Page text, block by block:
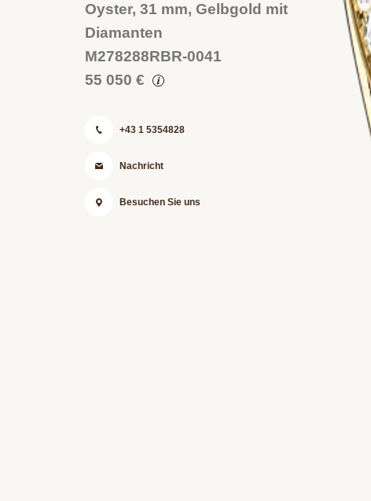
Oyster, 31 mm, Gelbgold mit
Diamanten
M278288RBR-0041
55 050 €
+43 1 5354828
Nachricht
Besuchen Sie uns